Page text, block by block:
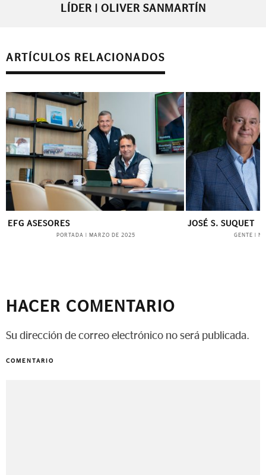
LÍDER | OLIVER SANMARTÍN
ARTÍCULOS RELACIONADOS
JOSÉ S. SUQUET
GENTE|NOVIEMBRE DE 2022
RETRATISTA DE
GENTE
HACER COMENTARIO
Su dirección de correo electrónico no será publicada.
COMENTARIO